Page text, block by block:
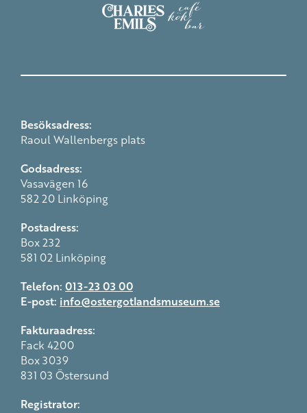
Besöksadress:
Raoul Wallenbergs plats
Godsadress:
Vasavägen 16
582 20 Linköping
Postadress:
Box 232
581 02 Linköping
Telefon: 013-23 03 00
E-post: info@ostergotlandsmuseum.se
Fakturaadress:
Fack 4200
Box 3039
831 03 Östersund
Registrator: